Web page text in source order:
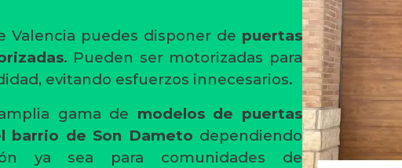
Valencia puedes disponer de puertas
. Pueden ser motorizadas para
evitando esfuerzos innecesarios.
gama de modelos de puertas
barrio de Son Dameto dependiendo
ya sea para comunidades de